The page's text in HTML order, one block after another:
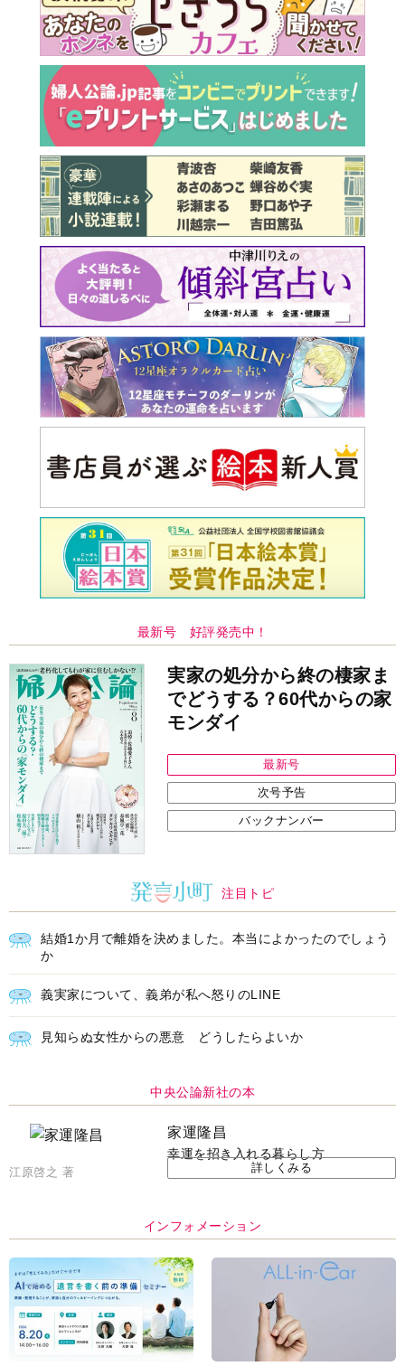
最新号 好評発売中！
実家の処分から終の棲家ま
でどうする？60代からの家
モンダイ
最新号
次号予告
バックナンバー
注目トピ
結婚1か月で離婚を決めました。本当によかったのでしょう
か
義実家について、義弟が私へ怒りのLINE
見知らぬ女性からの悪意 どうしたらよいか
中央公論新社の本
家運隆昌
幸運を招き入れる暮らし方
江原啓之 著 詳しくみる
インフォメーション